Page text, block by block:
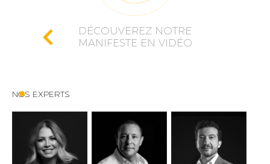
DÉCOUVEREZ NOTRE
MANIFESTE EN VIDÉO
NOS EXPERTS